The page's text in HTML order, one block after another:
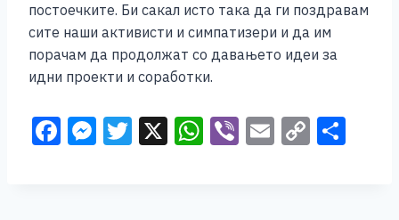
постоечките. Би сакал исто така да ги поздравам
сите наши активисти и симпатизери и да им
порачам да продолжат со давањето идеи за
идни проекти и соработки.
F M T X W Vi E C